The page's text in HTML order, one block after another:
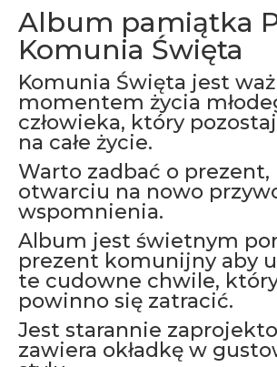
Album pamiątka
Komunia Święta
Komunia Święta jest
momentem życia
człowieka, który
na całe życie.
Warto zadbać o prezent,
otwarciu na nowo
wspomnienia.
Album jest świetnym
prezent komunijny aby
te cudowne chwile,
powinno się zatracić.
Jest starannie
zawiera okładkę w